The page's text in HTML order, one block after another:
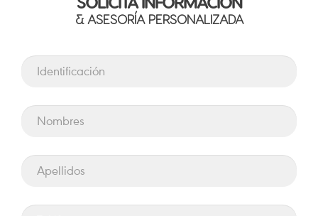
& ASESORÍA PERSONALIZADA